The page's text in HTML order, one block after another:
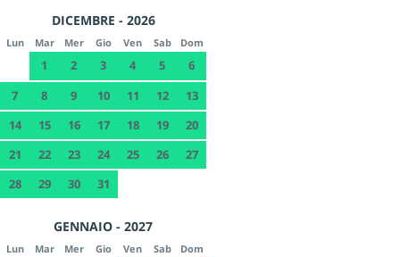
DICEMBRE - 2026
Lun Mar Mer Gio Ven Sab Dom
1 2 3 4 5
6
7
8 9 10 11 12
13
14
15 16 17 18 19
20
21
22 23 24 25 26
27
28
29 30 31
GENNAIO - 2027
Lun Mar Mer Gio Ven Sab Dom